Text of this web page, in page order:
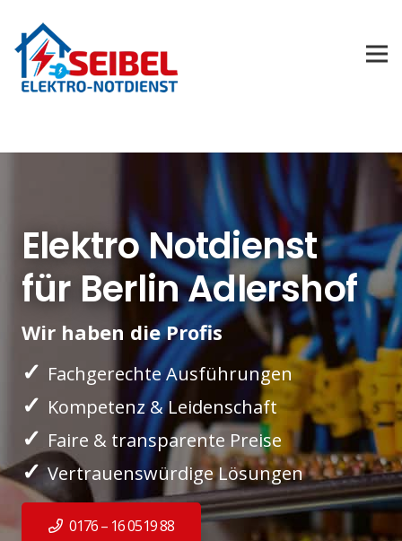
Elektro Notdienst
für Berlin Adlershof
Wir haben die Profis
✓ Fachgerechte Ausführungen
✓ Kompetenz & Leidenschaft
✓ Faire & transparente Preise
✓Vertrauenswürdige Lösungen
0176 – 16 0519 88